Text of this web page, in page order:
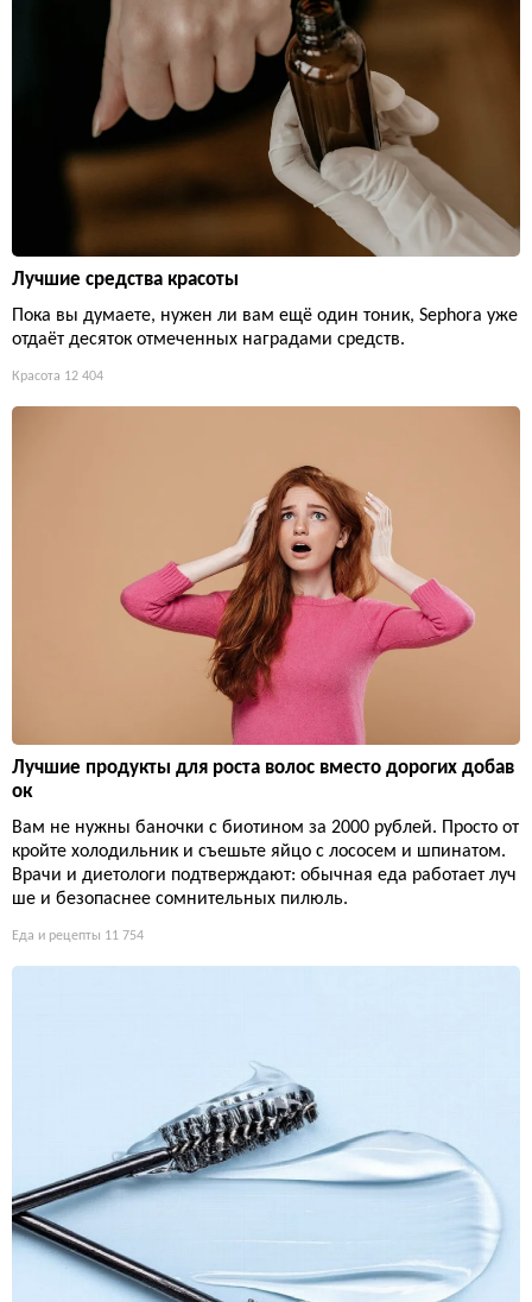
Лучшие средства красоты
Пока вы думаете, нужен ли вам ещё один тоник, Sephora уже
отдаёт десяток отмеченных наградами средств.
Красота 12 404
Лучшие продукты для роста волос вместо дорогих добав
ок
Вам не нужны баночки с биотином за 2000 рублей. Просто от
кройте холодильник и съешьте яйцо с лососем и шпинатом.
Врачи и диетологи подтверждают: обычная еда работает луч
ше и безопаснее сомнительных пилюль.
Еда и рецепты 11 754